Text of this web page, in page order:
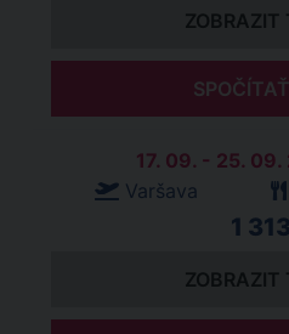
ZOBRAZIT
17. 09. - 25.
Varšava
1
ZOBRAZIT